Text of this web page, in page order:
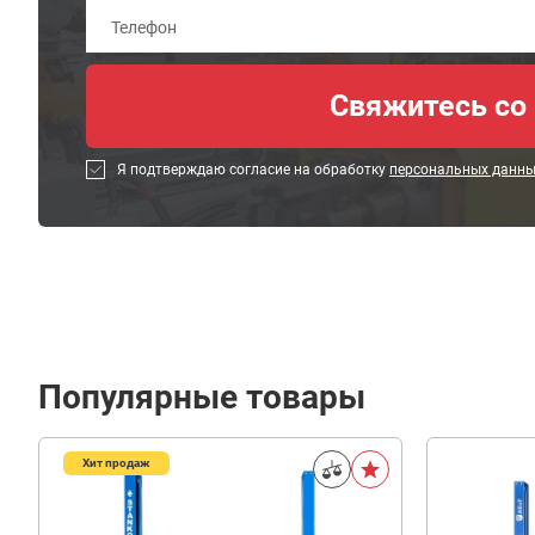
Я подтверждаю согласие на обработку персональных
Популярные товары
Хит продаж